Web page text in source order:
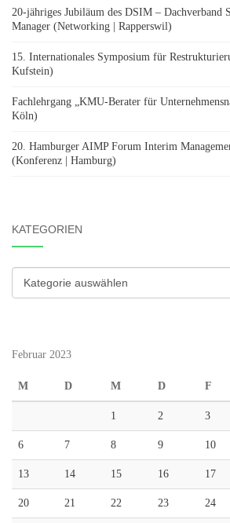
20-jähriges Jubiläum des DSIM – Dachverband
Manager (Networking | Rapperswil)
15. Internationales Symposium für
Kufstein)
Fachlehrgang „KMU-Berater für
Köln)
20. Hamburger AIMP Forum Interim
(Konferenz | Hamburg)
KATEGORIEN
Kategorien
Februar 2023
M D M D F
1 2 3
6 7 8 9 10
13 14 15 16 17
20 21 22 23 24